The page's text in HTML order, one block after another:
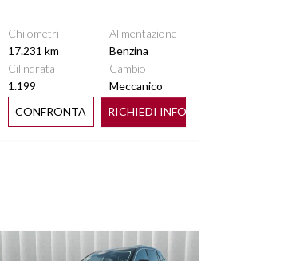
Chilometri
17.231 km
Alimentazione
Benzina
Cilindrata
1.199
Cambio
Meccanico
CONFRONTA
RICHIEDI INFO
Vedi dettagli